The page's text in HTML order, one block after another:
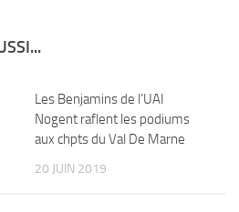
Les Benjamins de l’UAI
Nogent raflent les podiums
aux chpts du Val De Marne
20 JUIN 2019